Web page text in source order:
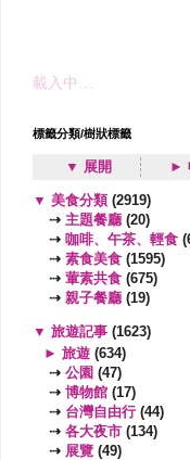
載入中…
標籤分類/樹狀標籤
▼ 展開 ►
▼ 美食分類 (2919)
⇢ 主題餐廳 (20)
⇢ 咖啡、午茶、輕食
⇢ 素食美食 (1595)
⇢ 葷素共食 (675)
⇢ 親子餐廳 (19)
▼ 旅遊記事 (1623)
► 旅遊 (634)
⇢ 公園 (47)
⇢ 博物館 (17)
⇢ 台灣自由行 (44)
⇢ 各大夜市 (134)
⇢ 展覽 (49)